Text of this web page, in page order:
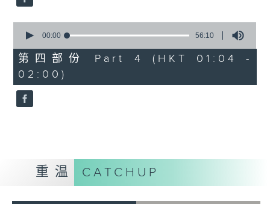
「花为媒(二)」
由 周雅琴、杨文蔚、 朱祝芬、傅颂
英 主唱
seconds
56
minutes,
10
seconds
00:00 56:10
第四部份 Part 4 (HKT 01:04 -
02:00)
重温 CATCHUP